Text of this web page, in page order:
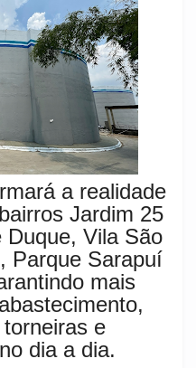
a realidade
Jardim 25
Duque, Vila São
Parque Sarapuí
mais
e
dia a dia.